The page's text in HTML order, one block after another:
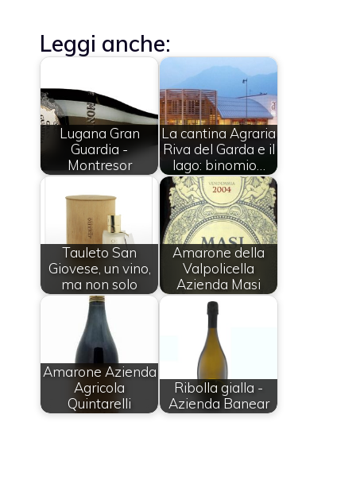
Leggi anche:
Lugana Gran
Guardia -
Montresor
La cantina Agraria
Riva del Garda e il
lago: binomio…
Tauleto San
Giovese, un vino,
ma non solo
Amarone della
Valpolicella
Azienda Masi
Amarone Azienda
Agricola
Quintarelli
Ribolla gialla -
Azienda Banear